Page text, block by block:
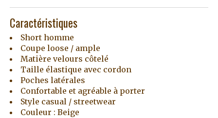
Caractéristiques
Short homme
Coupe loose / ample
Matière velours côtelé
Taille élastique avec cordon
Poches latérales
Confortable et agréable à porter
Style casual / streetwear
Couleur : Beige